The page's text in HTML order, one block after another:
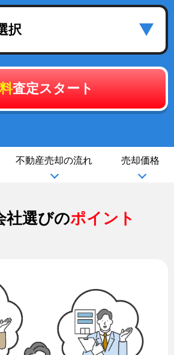
択
査定スタート
不動産売却の流れ 売却価格
社選びのポイント